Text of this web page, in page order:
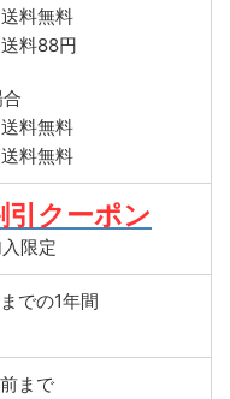
料無料
料88円
料無料
料無料
クーポン
限定
での1年間
まで